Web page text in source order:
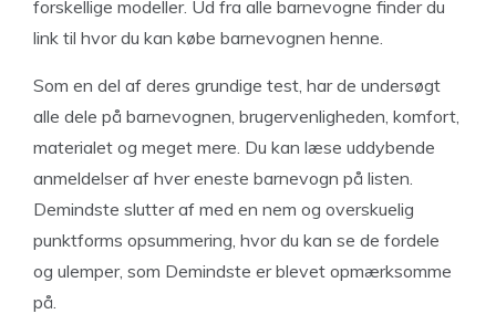
forskellige modeller. Ud fra alle barnevogne finder du
link til hvor du kan købe barnevognen henne.
Som en del af deres grundige test, har de undersøgt
alle dele på barnevognen, brugervenligheden, komfort,
materialet og meget mere. Du kan læse uddybende
anmeldelser af hver eneste barnevogn på listen.
Demindste slutter af med en nem og overskuelig
punktforms opsummering, hvor du kan se de fordele
og ulemper, som Demindste er blevet opmærksomme
på.